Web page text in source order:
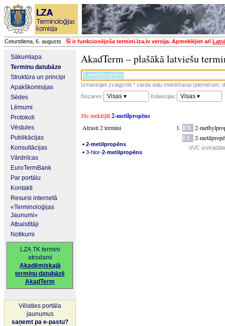
Ceturtdiena, 6. augusts Šī ir funkcionējoša termini.lza.lv versija. Apmeklējiet arī
Sākumlapa
Terminu datubāze
Struktūra un principi
Apakškomisijas
Sēdes
Lēmumi
Protokoli
Vēstules
Publikācijas
Konsultācijas
Vārdnīcas
EuroTermBank
Par portālu
Kontakti
Resursi internetā
«Terminoloģijas
Jaunumi»
Atbalstītāji
Notikumi
LZA TK termini
atrodami
Akadēmiskajā
terminu datubāzē
AkadTerm
Vēlaties portāla
jaunumus
saņemt pa e-pastu?
AkadTerm – plašākā latviešu
Izmantojiet zvaigznīti * vārda daļu meklēšanai (piemēram,
Nozares:
Visas ▾ Kolekcijas: Visas ▾
Jūs meklējāt2-metilpropēns
Atrasti 2 termini
▪ 2-metilpropēns
▪ 3-hlor-2-metilpropēns
EN 2-
LV 2-
VVC